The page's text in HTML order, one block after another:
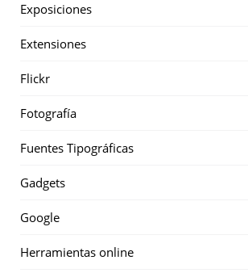
Exposiciones
Extensiones
Flickr
Fotografía
Fuentes Tipográficas
Gadgets
Google
Herramientas online